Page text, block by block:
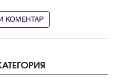
КОМЕНТАР